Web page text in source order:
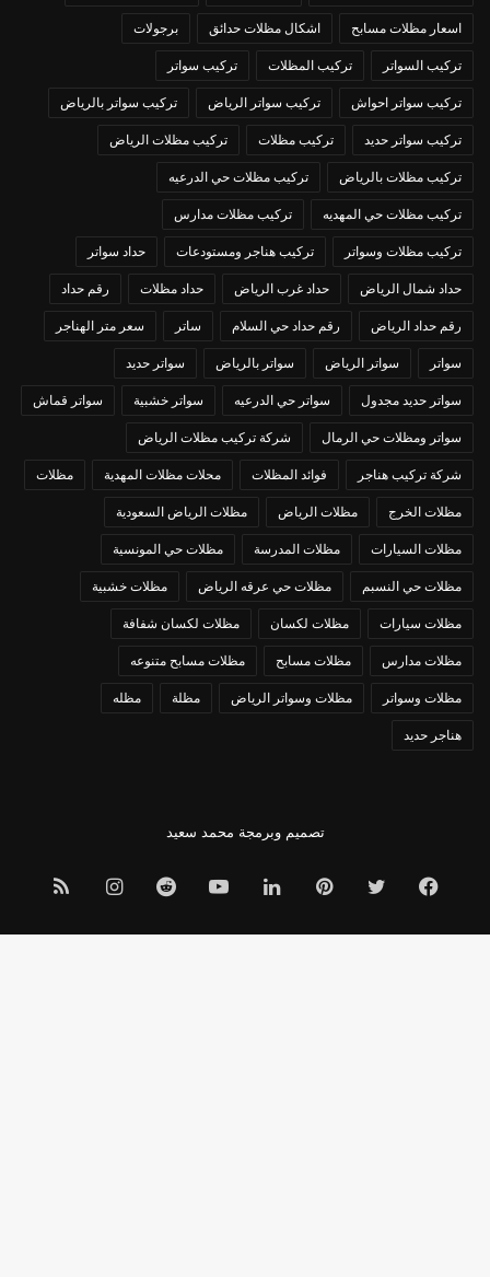
اسعار مظلات مسابح اشكال مظلات حدائق برجولات
تركيب السواتر تركيب المظلات تركيب سواتر
تركيب سواتر احواش تركيب سواتر الرياض تركيب سواتر بالرياض
تركيب سواتر حديد تركيب مظلات تركيب مظلات الرياض
تركيب مظلات بالرياض تركيب مظلات حي الدرعيه
تركيب مظلات حي المهديه تركيب مظلات مدارس
تركيب مظلات وسواتر تركيب هناجر ومستودعات حداد سواتر
حداد شمال الرياض حداد غرب الرياض حداد مظلات رقم حداد
رقم حداد الرياض رقم حداد حي السلام ساتر سعر متر الهناجر
سواتر سواتر الرياض سواتر بالرياض سواتر حديد
سواتر حديد مجدول سواتر حي الدرعيه سواتر خشبية سواتر قماش
سواتر ومظلات حي الرمال شركة تركيب مظلات الرياض
شركة تركيب هناجر فوائد المظلات محلات مظلات المهدية مظلات
مظلات الخرج مظلات الرياض مظلات الرياض السعودية
مظلات السيارات مظلات المدرسة مظلات حي المونسية
مظلات حي النسبم مظلات حي عرقه الرياض مظلات خشبية
مظلات سيارات مظلات لكسان مظلات لكسان شفافة
مظلات مدارس مظلات مسابح مظلات مسابح متنوعه
مظلات وسواتر مظلات وسواتر الرياض مظلة مظله
هناجر حديد
تصميم وبرمجة محمد سعيد